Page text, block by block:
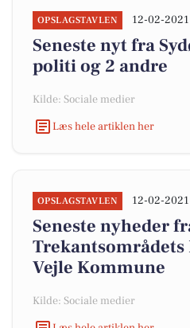
OPSLAGSTAVLEN 12-02-
Seneste nyt fra
politi og 2 andre
Kilde: Sociale medier
Læs hele artiklen her
OPSLAGSTAVLEN 12-02-
Seneste nyheder
Vejle Kommune
Kilde: Sociale medier